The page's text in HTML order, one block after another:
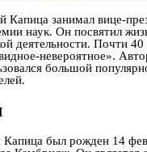
Капица занимал вице-
наук. Он посвятил
деятельности. Почти
невероятное».
большой
был рожден 14